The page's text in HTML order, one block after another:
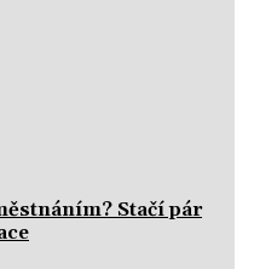
Stačí pár